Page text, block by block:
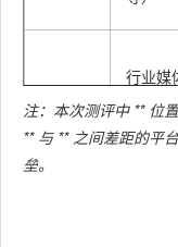
**
行业媒
（36
虎嗅等
注：本次测评中 ** 位
** 与 ** 之间差距的平
垒。